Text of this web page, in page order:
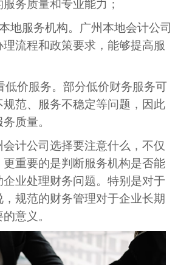
务质量和专业能力；
地服务机构。广州本地会计公司
流程和政策要求，能够提高服
低价服务。部分低价财务服务可
范、服务不稳定等问题，因此
质量。
计公司选择要注意什么，不仅
重要的是判断服务机构是否能
业处理财务问题。特别是对于
规范的财务管理对于企业长期
意义。